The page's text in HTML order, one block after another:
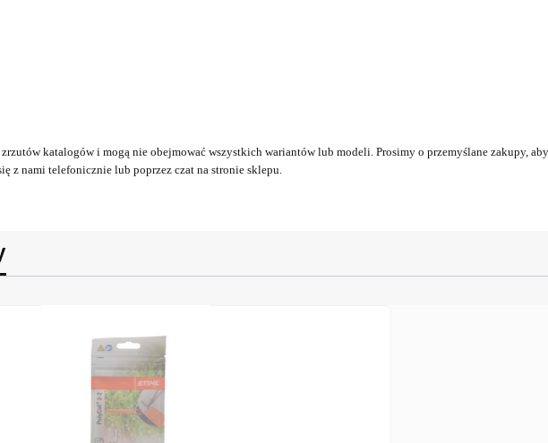
katalogów i mogą nie obejmować wszystkich wariantów lub modeli. Prosimy o przemyślane zakupy,
z nami telefonicznie lub poprzez czat na stronie sklepu.